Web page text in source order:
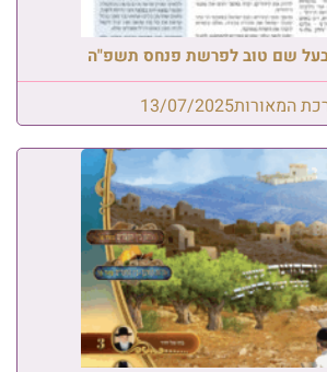
שם טוב לפרשת פנחס תשפ"ה
המאורות13/07/2025